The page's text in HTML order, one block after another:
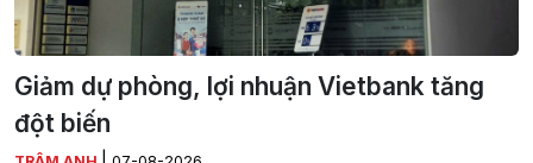
Giảm dự phòng, lợi nhuận Vietbank tăng
đột biến